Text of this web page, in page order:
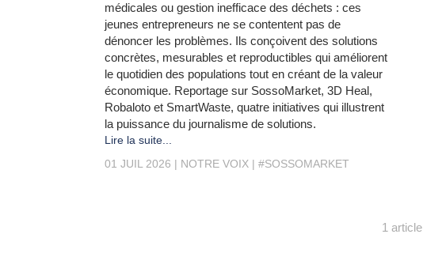
médicales ou gestion inefficace des déchets : ces
jeunes entrepreneurs ne se contentent pas de
dénoncer les problèmes. Ils conçoivent des solutions
concrètes, mesurables et reproductibles qui améliorent
le quotidien des populations tout en créant de la valeur
économique. Reportage sur SossoMarket, 3D Heal,
Robaloto et SmartWaste, quatre initiatives qui illustrent
la puissance du journalisme de solutions.
Lire la suite...
01 JUIL 2026
NOTRE VOIX #SOSSOMARKET
1 article